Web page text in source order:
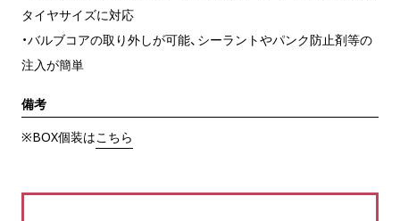
タイヤサイズに対応
・バルブコアの取り外しが可能、シーラントやパンク防止剤等の
注入が簡単
備考
※BOX個装はこちら